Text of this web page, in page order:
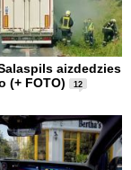
aizdedzies
(+ FOTO)
12